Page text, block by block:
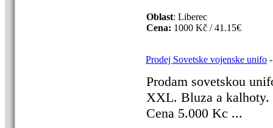
Oblast: Liberec
Cena: 1000 Kč / 41.15€
Prodej Sovetske vojenske unifo
Prodam sovetskou
XXL. Bluza a kalhoty.
Cena 5.000 Kc ...